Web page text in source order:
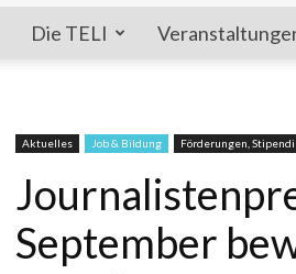
Die TELI
Aktuelles Job & Bildung Förderungen,
September